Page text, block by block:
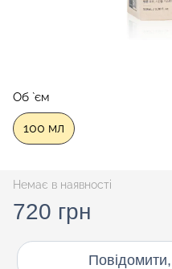
Об `єм
100 мл
Немає в наявності
720 грн